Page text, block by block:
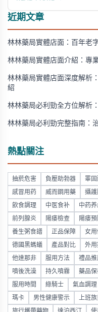
擇。
近期文章
林林藥局實體店面：百年老
林林藥局實體店面介紹：專
林林藥局實體店面深度解析
紹
林林藥局必利勁全方位解析
林林藥局必利勁完整指南：
熱點關注
抽菸危害 負壓助勃器 睪固
感冒用药 威而鋼用藥 攝護
飲食調理 中医食补 中药养
前列腺炎 陽痿檢查 陽痿
養生粥食譜 正品保障 女用
德國黑螞蟻 產品對比 外用
他達那非 服用方法 禮品推
噴後洗澡 持久噴霧 藥品保
服用時間 綠騎士 氣血調理
瑪卡 男性健康警示 上班